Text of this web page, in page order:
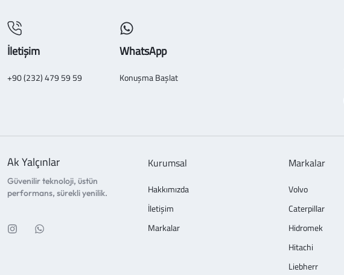
İletişim
+90 (232) 479 59 59
WhatsApp
Konuşma Başlat
Ak Yalçınlar
Güvenilir teknoloji, üstün
performans, sürekli yenilik.
Kurumsal
Hakkımızda
İletişim
Markalar
Markalar
Volvo
Caterpillar
Hidromek
Hitachi
Liebherr